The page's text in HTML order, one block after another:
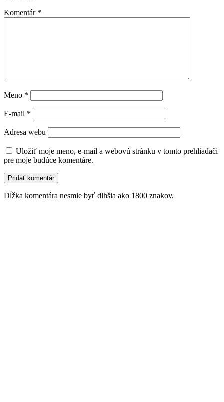
Komentár *
Meno *
E-mail *
Adresa webu
Uložiť moje meno, e-mail a webovú stránku v tomto prehliadači
pre moje budúce komentáre.
Dĺžka komentára nesmie byť dlhšia ako 1800 znakov.